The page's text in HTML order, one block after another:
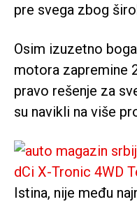
pre svega zbog
Osim izuzetno
motora zapremine
pravo rešenje za
su navikli na više
Istina, nije među